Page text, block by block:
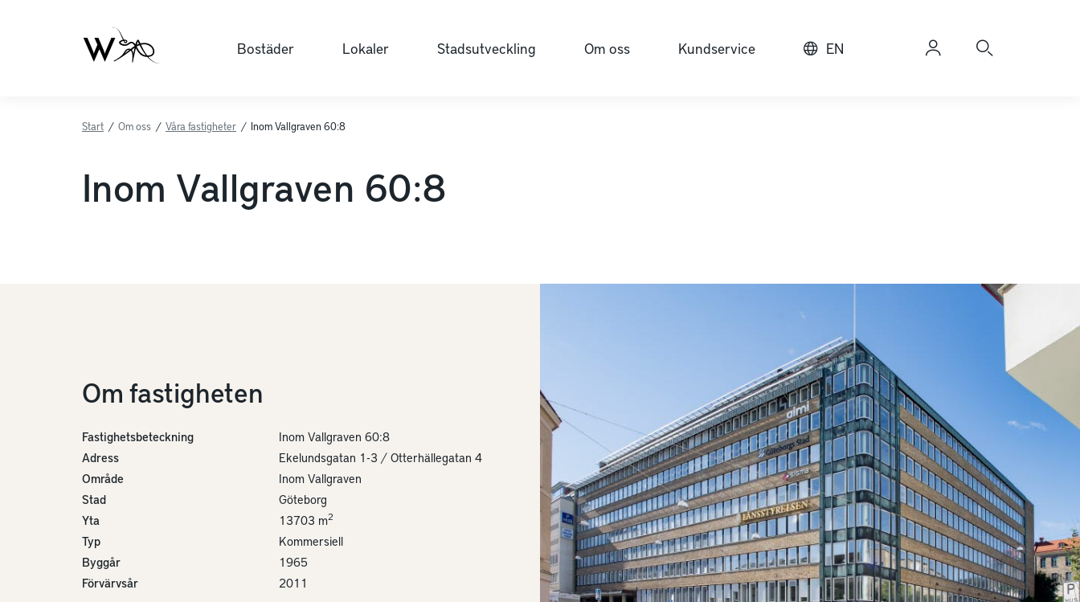
Bostäder Lokaler Stadsutveckling Om oss Kundservice EN
Start / Om oss / Våra fastigheter / Inom Vallgraven 60:8
Inom Vallgraven 60:8
Om fastigheten
Fastighetsbeteckning
Inom Vallgraven 60:8
Adress
Ekelundsgatan 1-3 / Otterhällegatan 4
Område
Inom Vallgraven
Stad
Göteborg
Yta
13703 m2
Typ
Kommersiell
Byggår
1965
Förvärvsår
2011